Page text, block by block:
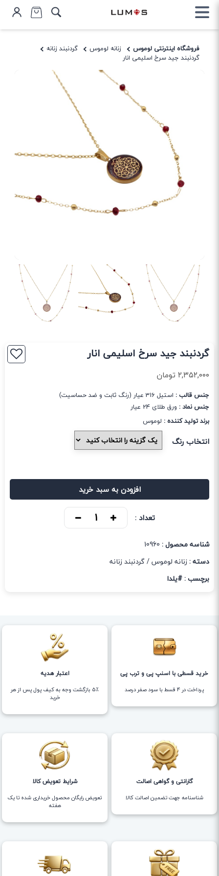
فروشگاه اینترنتی لوموس زنانه لوموس
گردنبند زنانه
گردنبند جید سرخ اسلیمی انار
گردنبند جید سرخ اسلیمی انار
۲,۳۵۲,۰۰۰تومان
جنس قالب : استیل 316 عیار (رنگ ثابت و ضد حساسیت)
جنس نماد : ورق طلای 24 عیار
برند تولید کننده : لوموس
انتخاب رنگ
افزودن به سبد خرید
تعداد :
شناسه محصول : 10960
دسته :زنانه لوموس/گردنبند زنانه
برچسب :#یلدا
خرید قسطی با اسنپ پی و ترب پی
پرداخت در 4 قسط با سود صفر درصد
اعتبار هدیه
5٪ بازگشت وجه به کیف پول پس از هر
خرید
گارانتی و گواهی اصالت
شناسنامه جهت تضمین اصالت کالا
شرایط تعویض کالا
تعویض رایگان محصول خریداری شده تا یک
هفته